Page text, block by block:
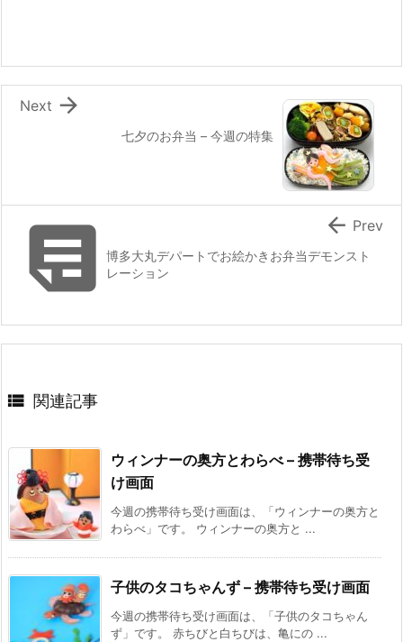
o
k
七夕のお弁当 – 今週の特集

Next
博多大丸デパートでお絵かきお弁当デモンスト
レーション
 Prev
 関連記事
ウィンナーの奥方とわらべ – 携帯待ち受
け画面
今週の携帯待ち受け画面は、「ウィンナーの奥方と
わらべ」です。 ウィンナーの奥方と ...
子供のタコちゃんず – 携帯待ち受け画面
今週の携帯待ち受け画面は、「子供のタコちゃん
ず」です。 赤ちびと白ちびは、亀にの ...